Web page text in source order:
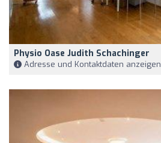
Physio Oase Judith Schachinger
Adresse und Kontaktdaten anzeigen